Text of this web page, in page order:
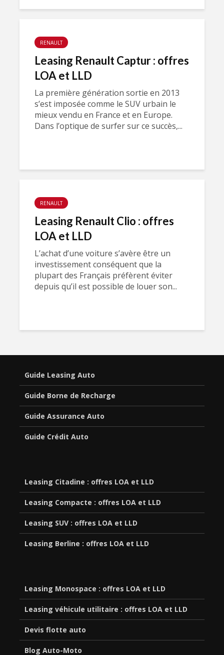
RENAULT
Leasing Renault Captur : offres
LOA et LLD
La première génération sortie en 2013
s’est imposée comme le SUV urbain le
mieux vendu en France et en Europe.
Dans l’optique de surfer sur ce succès,...
RENAULT
Leasing Renault Clio : offres
LOA et LLD
L’achat d’une voiture s’avère être un
investissement conséquent que la
plupart des Français préfèrent éviter
depuis qu’il est possible de louer son...
Guide Leasing Auto
Guide Borne de Recharge
Guide Assurance Auto
Guide Crédit Auto
Leasing Citadine : offres LOA et LLD
Leasing Compacte : offres LOA et LLD
Leasing SUV : offres LOA et LLD
Leasing Berline : offres LOA et LLD
Leasing Monospace : offres LOA et LLD
Leasing véhicule utilitaire : offres LOA et LLD
Devis flotte auto
Blog Auto-Moto